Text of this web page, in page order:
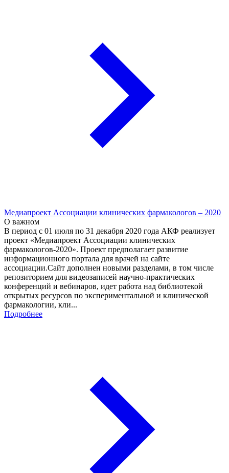
Медиапроект Ассоциации клинических фармакологов – 2020
О важном
В период с 01 июля по 31 декабря 2020 года АКФ реализует
проект «Медиапроект Ассоциации клинических
фармакологов-2020». Проект предполагает развитие
информационного портала для врачей на сайте
ассоциации.Сайт дополнен новыми разделами, в том числе
репозиторием для видеозаписей научно-практических
конференций и вебинаров, идет работа над библиотекой
открытых ресурсов по экспериментальной и клинической
фармакологии, кли...
Подробнее